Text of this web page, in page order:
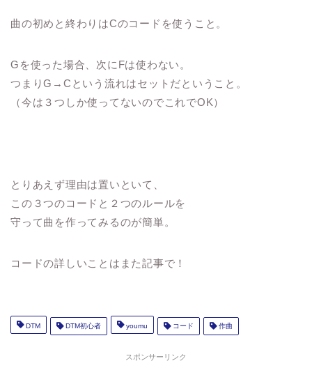
曲の初めと終わりはCのコードを使うこと。
Gを使った場合、次にFは使わない。
つまりG→Cという流れはセットだということ。
（今は３つしか使ってないのでこれでOK）
とりあえず理由は置いといて、
この３つのコードと２つのルールを
守って曲を作ってみるのが簡単。
コードの詳しいことはまた記事で！
DTM DTM初心者 youmu コード 作曲
スポンサーリンク